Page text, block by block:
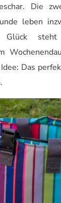
Die
leben
Glück
Das